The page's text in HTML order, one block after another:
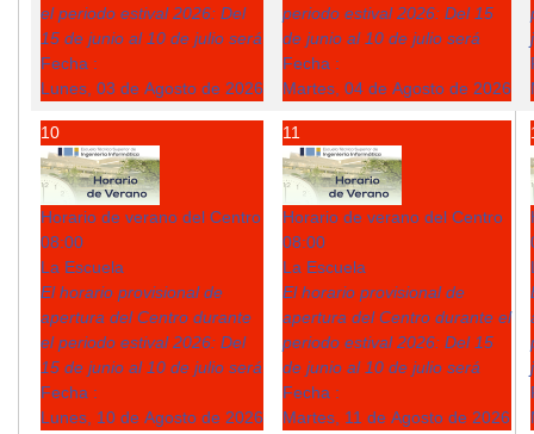
el periodo estival 2026: Del
15 de junio al 10 de julio será
Fecha :
Lunes, 03 de Agosto de 2026
periodo estival 2026: Del 15
de junio al 10 de julio será
Fecha :
Martes, 04 de Agosto de 2026
10
Horario de verano del Centro
08:00
La Escuela
El horario provisional de
apertura del Centro durante
el periodo estival 2026: Del
15 de junio al 10 de julio será
Fecha :
Lunes, 10 de Agosto de 2026
11
Horario de verano del Centro
08:00
La Escuela
El horario provisional de
apertura del Centro durante el
periodo estival 2026: Del 15
de junio al 10 de julio será
Fecha :
Martes, 11 de Agosto de 2026